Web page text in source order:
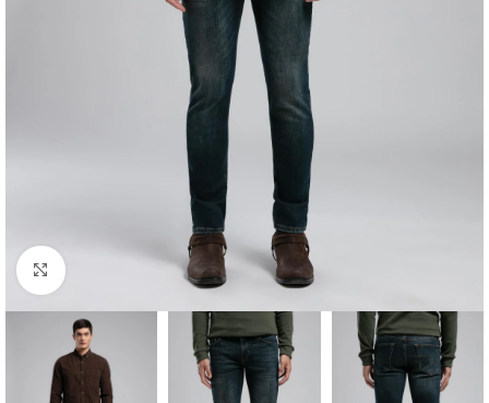
Click to enlarge